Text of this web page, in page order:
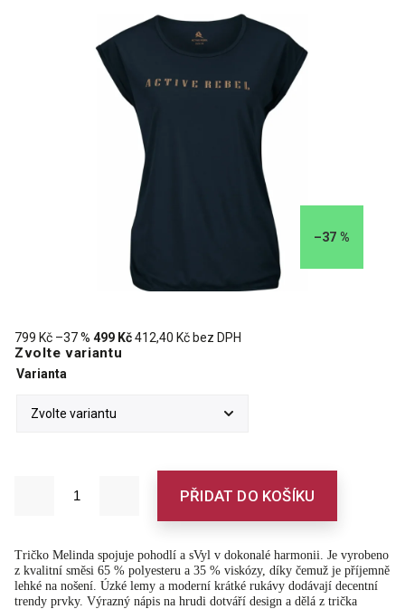
–37 %
799 Kč –37 % 499 Kč412,40 Kč bez DPH
Zvolte variantu
Varianta
PŘIDAT DO KOŠÍKU
Tričko Melinda spojuje pohodlí a sVyl v dokonalé harmonii. Je vyrobeno
z kvalitní směsi 65 % polyesteru a 35 % viskózy, díky čemuž je příjemně
lehké na nošení. Úzké lemy a moderní krátké rukávy dodávají decentní
trendy prvky. Výrazný nápis na hrudi dotváří design a dělá z trička